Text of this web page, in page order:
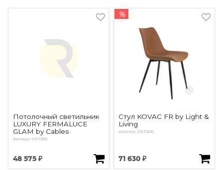
Потолочный светильник
LUXURY FERMALUCE
GLAM by Cables
Артикул: OPT2551
48 575 ₽
%
Стул KOVAC FR by Light &
Living
Артикул: OST2536
71 630 ₽